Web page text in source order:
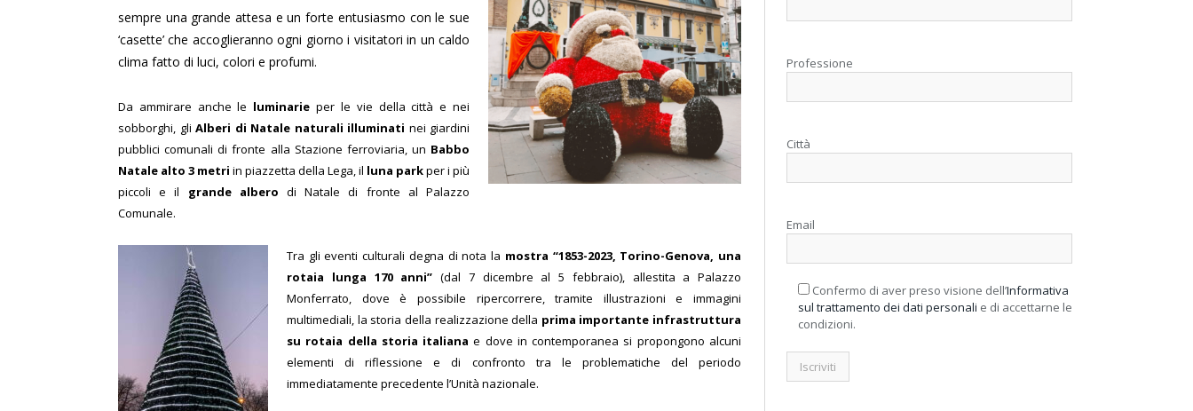
sempre una grande attesa e un forte entusiasmo con le sue
‘casette’ che accoglieranno ogni giorno i visitatori in un caldo
clima fatto di luci, colori e profumi.
Da ammirare anche le luminarie per le vie della città e nei
sobborghi, gli Alberi di Natale naturali illuminati nei giardini
pubblici comunali di fronte alla Stazione ferroviaria, un Babbo
Natale alto 3 metri in piazzetta della Lega, il luna parkper i più
piccoli e il grande albero di Natale di fronte al Palazzo
Comunale.
Tra gli eventi culturali degna di nota la mostra “1853-2023, Torino-Genova, una
rotaia lunga 170 anni” (dal 7 dicembre al 5 febbraio), allestita a Palazzo
Monferrato, dove è possibile ripercorrere, tramite illustrazioni e immagini
multimediali, la storia della realizzazione della prima importante infrastruttura
su rotaia della storia italiana e dove in contemporanea si propongono alcuni
elementi di riflessione e di confronto tra le problematiche del periodo
immediatamente precedente l’Unità nazionale.
Professione
Città
Email
Confermo di aver preso visione dell’Informativa
sul trattamento dei dati personali e di accettarne le
condizioni.